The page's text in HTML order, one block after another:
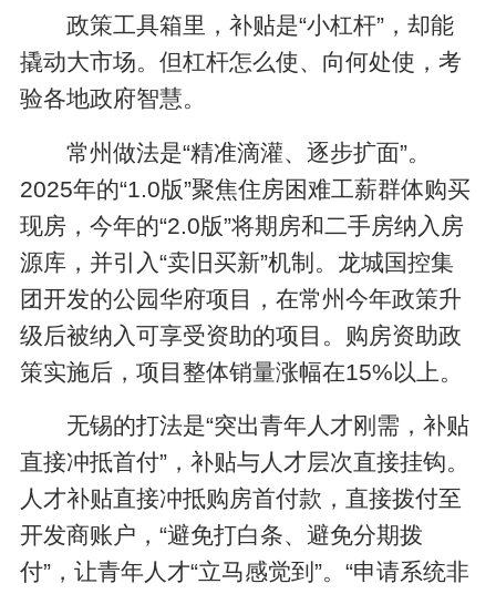
政策工具箱里，补贴是“小杠杆”，却能
撬动大市场。但杠杆怎么使、向何处使，考
验各地政府智慧。
常州做法是“精准滴灌、逐步扩面”。
2025年的“1.0版”聚焦住房困难工薪群体购买
现房，今年的“2.0版”将期房和二手房纳入房
源库，并引入“卖旧买新”机制。龙城国控集
团开发的公园华府项目，在常州今年政策升
级后被纳入可享受资助的项目。购房资助政
策实施后，项目整体销量涨幅在15%以上。
无锡的打法是“突出青年人才刚需，补贴
直接冲抵首付”，补贴与人才层次直接挂钩。
人才补贴直接冲抵购房首付款，直接拨付至
开发商账户，“避免打白条、避免分期拨
付”，让青年人才“立马感觉到”。“申请系统非